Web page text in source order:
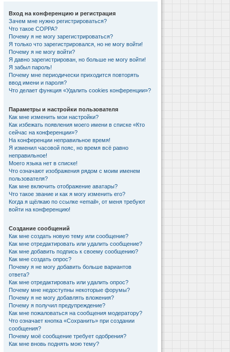
Вход на конференцию и регистрация
Зачем мне нужно регистрироваться?
Что такое COPPA?
Почему я не могу зарегистрироваться?
Я только что зарегистрировался, но не могу войти!
Почему я не могу войти?
Я давно зарегистрирован, но больше не могу войти!
Я забыл пароль!
Почему мне периодически приходится повторять
ввод имени и пароля?
Что делает функция «Удалить cookies конференции»?
Параметры и настройки пользователя
Как мне изменить мои настройки?
Как избежать появления моего имени в списке «Кто
сейчас на конференции»?
На конференции неправильное время!
Я изменил часовой пояс, но время всё равно
неправильное!
Моего языка нет в списке!
Что означают изображения рядом с моим именем
пользователя?
Как мне включить отображение аватары?
Что такое звание и как я могу изменить его?
Когда я щёлкаю по ссылке «email», от меня требуют
войти на конференцию!
Создание сообщений
Как мне создать новую тему или сообщение?
Как мне отредактировать или удалить сообщение?
Как мне добавить подпись к своему сообщению?
Как мне создать опрос?
Почему я не могу добавить больше вариантов
ответа?
Как мне отредактировать или удалить опрос?
Почему мне недоступны некоторые форумы?
Почему я не могу добавлять вложения?
Почему я получил предупреждение?
Как мне пожаловаться на сообщения модератору?
Что означает кнопка «Сохранить» при создании
сообщения?
Почему моё сообщение требует одобрения?
Как мне вновь поднять мою тему?